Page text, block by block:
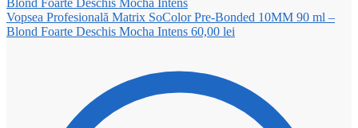
Vopsea Profesională Matrix SoColor Pre-Bonded 10MM 90 ml –
Blond Foarte Deschis Mocha Intens 60,00 lei